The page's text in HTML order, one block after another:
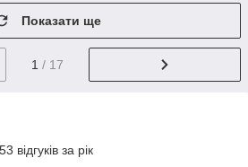
Показати ще
1 / 17
відгуків за рік